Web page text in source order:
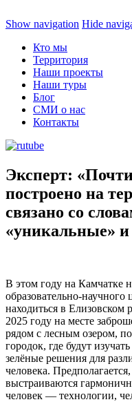
Show navigation Hide
Кто мы
Территория
Наши проекты
Наши туры
Блог
СМИ о нас
Контакты
Эксперт:
построено на
связано со
«уникальные» и
В этом году на Камчатке
образовательно-
находиться в Елизовском
2025 году на месте
рядом с лесным озером,
городок, где будут
зелёные решения для
человека.
выстраиваются
человек — технологии,